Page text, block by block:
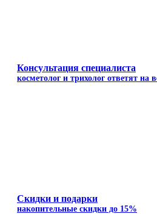
Консультация специалиста
косметолог и трихолог ответят на
Скидки и подарки
накопительные скидки до 15%